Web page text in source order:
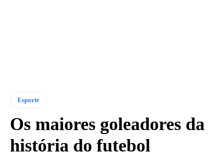
Esporte
Os maiores goleadores da
história do futebol